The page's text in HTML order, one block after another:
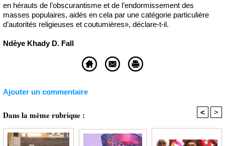
en hérauts de l’obscurantisme et de l’endormissement des
masses populaires, aidés en cela par une catégorie particulière
d’autorités religieuses et coutumières», déclare-t-il.
Ndèye Khady D. Fall
Ajouter un commentaire
Dans la même rubrique : < >